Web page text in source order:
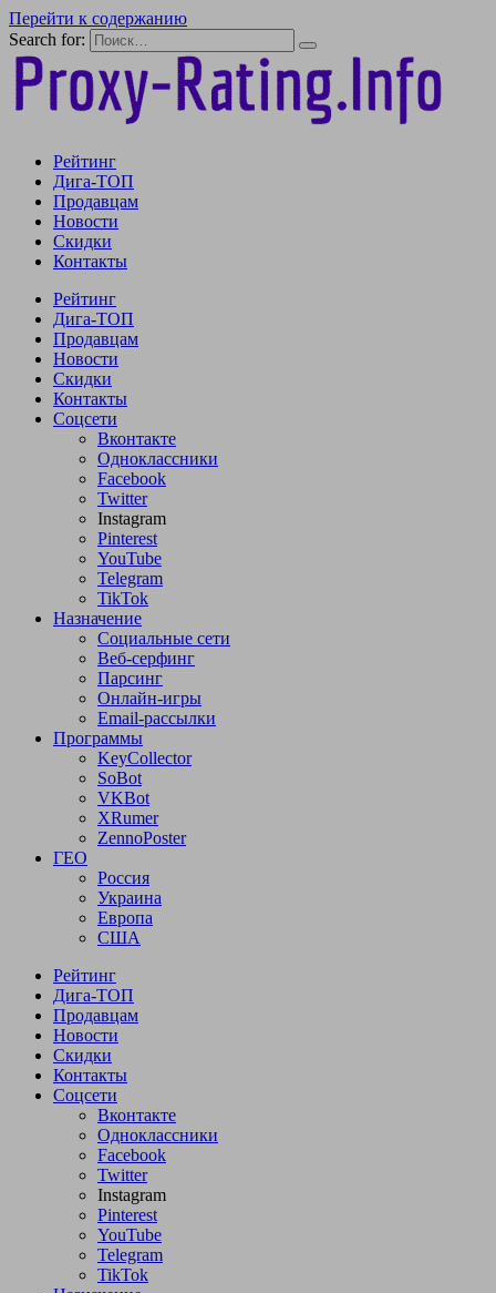
Перейти к содержанию
Search for:
Рейтинг
Дига-ТОП
Продавцам
Новости
Скидки
Контакты
Рейтинг
Дига-ТОП
Продавцам
Новости
Скидки
Контакты
Соцсети
Вконтакте
Одноклассники
Facebook
Twitter
Instagram
Pinterest
YouTube
Telegram
TikTok
Назначение
Социальные сети
Веб-серфинг
Парсинг
Онлайн-игры
Email-рассылки
Программы
KeyCollector
SoBot
VKBot
XRumer
ZennoPoster
ГЕО
Россия
Украина
Европа
США
Рейтинг
Дига-ТОП
Продавцам
Новости
Скидки
Контакты
Соцсети
Вконтакте
Одноклассники
Facebook
Twitter
Instagram
Pinterest
YouTube
Telegram
TikTok